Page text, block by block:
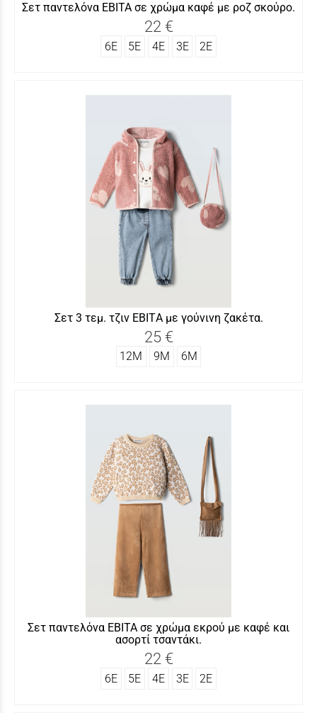
Σετ παντελόνα ΕΒΙΤΑ σε χρώμα καφέ με ροζ σκούρο.
22 €
6Ε 5Ε 4Ε 3Ε 2Ε
Σετ 3 τεμ. τζιν ΕΒΙΤA με γούνινη ζακέτα.
25 €
12Μ 9Μ 6Μ
Σετ παντελόνα ΕΒITA σε χρώμα εκρού με καφέ και
ασορτί τσαντάκι.
22 €
6Ε 5Ε 4Ε 3Ε 2Ε